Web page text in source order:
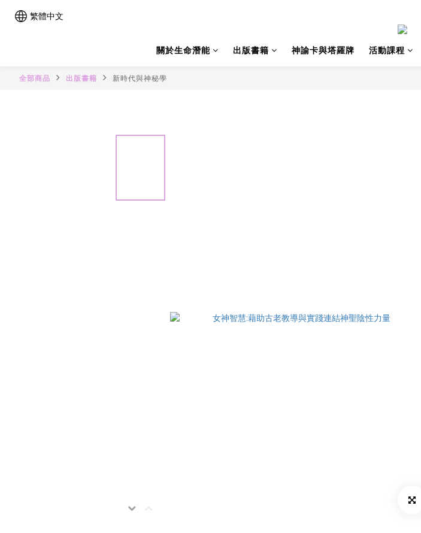
繁體中文
關於生命潛能 出版書籍 神諭卡與塔羅牌 活動課程
全部商品 出版書籍 新時代與神秘學